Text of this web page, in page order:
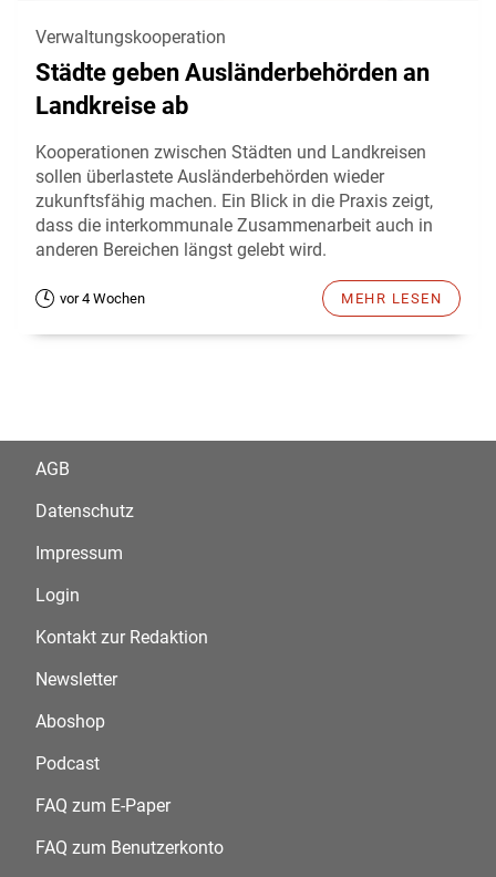
Verwaltungskooperation
Städte geben Ausländerbehörden an
Landkreise ab
Kooperationen zwischen Städten und Landkreisen
sollen überlastete Ausländerbehörden wieder
zukunftsfähig machen. Ein Blick in die Praxis zeigt,
dass die interkommunale Zusammenarbeit auch in
anderen Bereichen längst gelebt wird.
vor 4 Wochen MEHR LESEN
AGB
Datenschutz
Impressum
Login
Kontakt zur Redaktion
Newsletter
Aboshop
Podcast
FAQ zum E-Paper
FAQ zum Benutzerkonto